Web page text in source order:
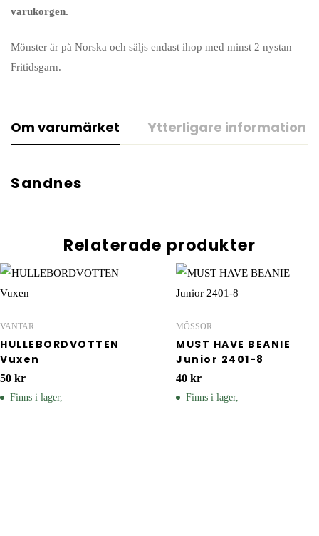
varukorgen.
Mönster är på Norska och säljs endast ihop med minst 2 nystan
Fritidsgarn.
Om varumärket Ytterligare information
Sandnes
Relaterade produkter
VANTAR
HULLEBORDVOTTEN
Vuxen
50 kr
Finns i lager,
MÖSSOR
MUST HAVE BEANIE
Junior 2401-8
40 kr
Finns i lager,